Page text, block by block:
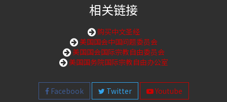
相关链接
购买中文圣经
美国国会中国问题委员会
美国国会国际宗教自由委员会
美国国务院国际宗教自由办公室
Facebook Twitter Youtube